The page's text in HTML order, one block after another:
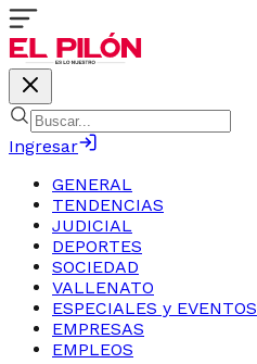
Ingresar
GENERAL
TENDENCIAS
JUDICIAL
DEPORTES
SOCIEDAD
VALLENATO
ESPECIALES y EVENTOS
EMPRESAS
EMPLEOS